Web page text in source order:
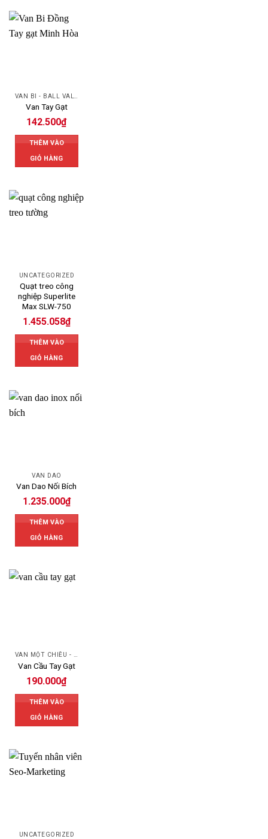
Van Tay Gạt
142.500₫
THÊM VÀO
GIỎ HÀNG
UNCATEGORIZED
Quạt treo công
nghiệp Superlite
Max SLW-750
1.455.058₫
THÊM VÀO
GIỎ HÀNG
VAN DAO
Van Dao Nối Bích
1.235.000₫
THÊM VÀO
GIỎ HÀNG
VAN MỘT CHIỀU - SWING CHECK VALVE
Van Cầu Tay Gạt
190.000₫
THÊM VÀO
GIỎ HÀNG
UNCATEGORIZED